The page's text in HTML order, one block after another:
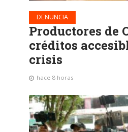
DENUNCIA
Productores de
créditos
crisis
hace 8 horas